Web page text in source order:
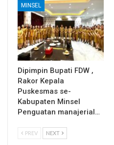
MINSEL
Dipimpin Bupati FDW ,
Rakor Kepala
Puskesmas se-
Kabupaten Minsel
Penguatan manajerial…
PREV NEXT